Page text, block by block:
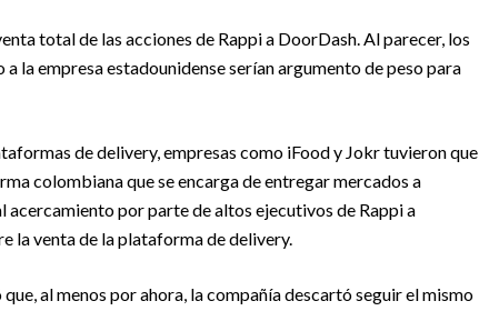
total de las acciones de Rappi a DoorDash. Al parecer, los
la empresa estadounidense serían argumento de peso para
de delivery, empresas como iFood y Jokr tuvieron que
colombiana que se encarga de entregar mercados a
acercamiento por parte de altos ejecutivos de Rappi a
la venta de la plataforma de delivery.
al menos por ahora, la compañía descartó seguir el mismo